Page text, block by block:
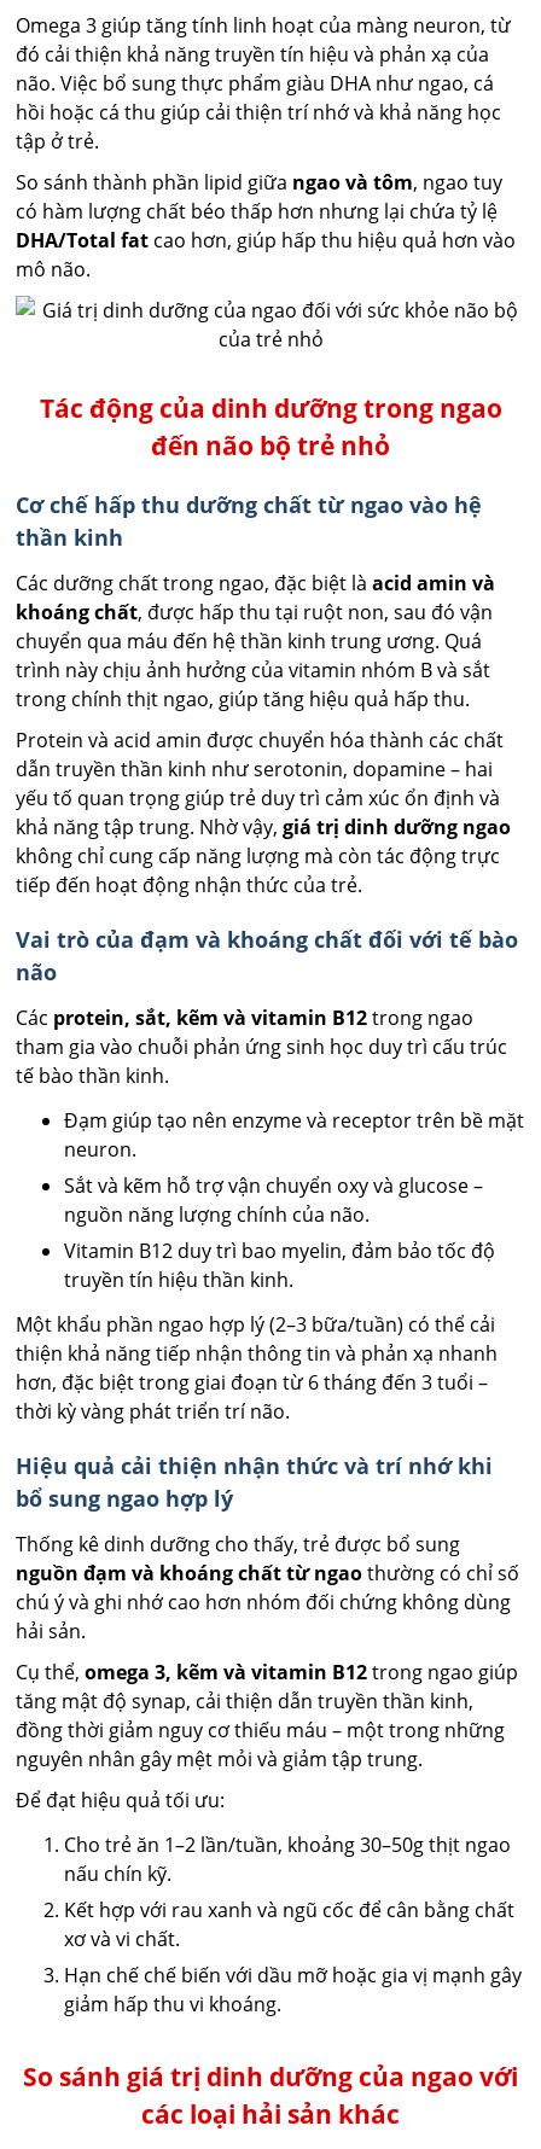
Omega 3 giúp tăng tính linh hoạt của màng neuron, từ
đó cải thiện khả năng truyền tín hiệu và phản xạ của
não. Việc bổ sung thực phẩm giàu DHA như ngao, cá
hồi hoặc cá thu giúp cải thiện trí nhớ và khả năng học
tập ở trẻ.
So sánh thành phần lipid giữa ngao và tôm, ngao tuy
có hàm lượng chất béo thấp hơn nhưng lại chứa tỷ lệ
DHA/Total fat cao hơn, giúp hấp thu hiệu quả hơn vào
mô não.
Tác động của dinh dưỡng trong ngao
đến não bộ trẻ nhỏ
Cơ chế hấp thu dưỡng chất từ ngao vào hệ
thần kinh
Các dưỡng chất trong ngao, đặc biệt làacid amin và
khoáng chất, được hấp thu tại ruột non, sau đó vận
chuyển qua máu đến hệ thần kinh trung ương. Quá
trình này chịu ảnh hưởng của vitamin nhóm B và sắt
trong chính thịt ngao, giúp tăng hiệu quả hấp thu.
Protein và acid amin được chuyển hóa thành các chất
dẫn truyền thần kinh như serotonin, dopamine – hai
yếu tố quan trọng giúp trẻ duy trì cảm xúc ổn định và
khả năng tập trung. Nhờ vậy,giá trị dinh dưỡng ngao
không chỉ cung cấp năng lượng mà còn tác động trực
tiếp đến hoạt động nhận thức của trẻ.
Vai trò của đạm và khoáng chất đối với tế bào
não
Các protein, sắt, kẽm và vitamin B12trong ngao
tham gia vào chuỗi phản ứng sinh học duy trì cấu trúc
tế bào thần kinh.
Đạm giúp tạo nên enzyme và receptor trên bề mặt
neuron.
Sắt và kẽm hỗ trợ vận chuyển oxy và glucose –
nguồn năng lượng chính của não.
Vitamin B12 duy trì bao myelin, đảm bảo tốc độ
truyền tín hiệu thần kinh.
Một khẩu phần ngao hợp lý (2–3 bữa/tuần) có thể cải
thiện khả năng tiếp nhận thông tin và phản xạ nhanh
hơn, đặc biệt trong giai đoạn từ 6 tháng đến 3 tuổi –
thời kỳ vàng phát triển trí não.
Hiệu quả cải thiện nhận thức và trí nhớ khi
bổ sung ngao hợp lý
Thống kê dinh dưỡng cho thấy, trẻ được bổ sung
nguồn đạm và khoáng chất từ ngaothường có chỉ số
chú ý và ghi nhớ cao hơn nhóm đối chứng không dùng
hải sản.
Cụ thể,omega 3, kẽm và vitamin B12trong ngao giúp
tăng mật độ synap, cải thiện dẫn truyền thần kinh,
đồng thời giảm nguy cơ thiếu máu – một trong những
nguyên nhân gây mệt mỏi và giảm tập trung.
Để đạt hiệu quả tối ưu:
Cho trẻ ăn 1–2 lần/tuần, khoảng 30–50g thịt ngao
nấu chín kỹ.
Kết hợp với rau xanh và ngũ cốc để cân bằng chất
xơ và vi chất.
Hạn chế chế biến với dầu mỡ hoặc gia vị mạnh gây
giảm hấp thu vi khoáng.
So sánh giá trị dinh dưỡng của ngao với
các loại hải sản khác